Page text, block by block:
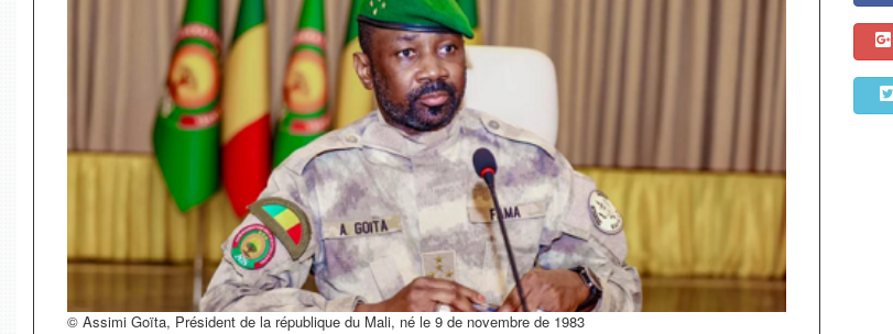
© Assimi Goïta, Président de la république du Mali, né le 9 de novembre de 1983